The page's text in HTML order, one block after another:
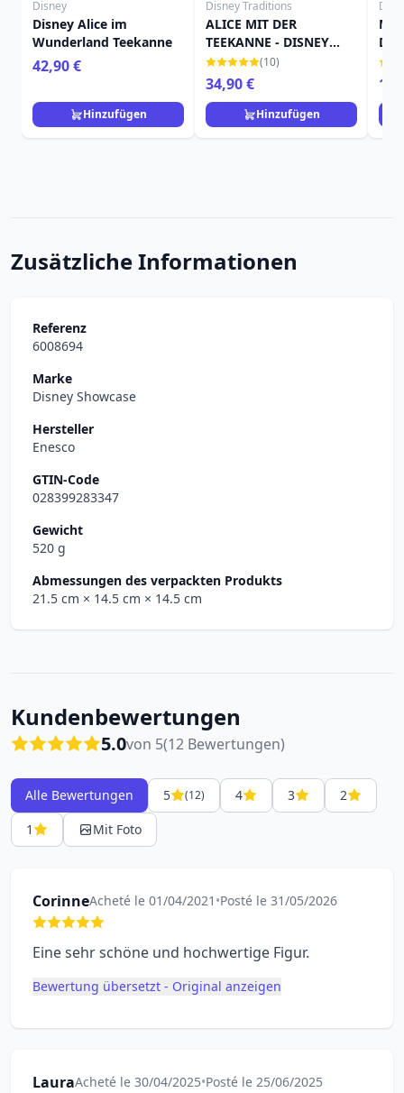
Disney
Disney Alice im
Wunderland Teekanne
42,90 €
Hinzufügen
Disney Traditions
ALICE MIT DER
TEEKANNE - DISNEY
TRADITIONS
(10)
34,90 €
Hinzufügen
Zusätzliche Informationen
Referenz
6008694
Marke
Disney Showcase
Hersteller
Enesco
GTIN-Code
028399283347
Gewicht
520 g
Abmessungen des verpackten Produkts
21.5 cm × 14.5 cm × 14.5 cm
Kundenbewertungen
5.0von 5(12 Bewertungen)
Alle Bewertungen 5 (12) 4 3
2
1
Mit Foto
CorinneAcheté le 01/04/2021 •Posté le 31/05/2026
Eine sehr schöne und hochwertige Figur.
Bewertung übersetzt - Original anzeigen
LauraAcheté le 30/04/2025•Posté le 25/06/2025